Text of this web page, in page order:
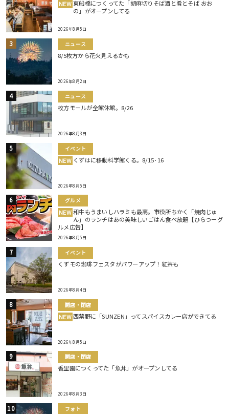
NEW 東船橋につくってた「胡麻切りそば酒と肴とそば おお
の」がオープンしてる
2026年8月5日
ニュース
8/5枚方から花火見えるかも
2026年8月2日
ニュース
枚方モールが全館休館。8/26
2026年8月3日
イベント
NEW くずはに移動科学館くる。8/15･16
2026年8月5日
グルメ
NEW 和牛もうまいしハラミも最高。市役所ちかく「焼肉じゅ
ん」のランチはあの美味しいごはん食べ放題【ひらつーグ
ルメ広告】
2026年8月5日
イベント
くずモの珈琲フェスタがパワーアップ！紅茶も
2026年8月4日
開店・閉店
NEW 西禁野に「SUNZEN」ってスパイスカレー店ができてる
2026年8月5日
開店・閉店
香里園につくってた「魚丼」がオープンしてる
2026年8月3日
フォト